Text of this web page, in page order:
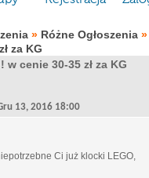
» Różne Ogłoszenia
za KG
cenie 30-35 zł za KG
13, 2016 18:00
Ci już klocki LEGO,